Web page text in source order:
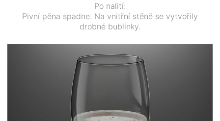
Po nalití:
Pivní pěna spadne. Na vnitřní stěně se vytvořily
drobné bublinky.